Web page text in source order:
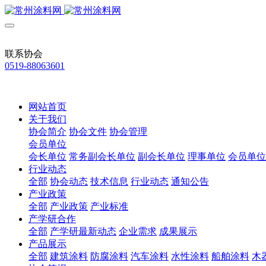
联系协会
0519-88063601
网站首页
关于我们
协会简介 协会文件 协会管理
会员单位
会长单位 常务副会长单位 副会长单位 理事单位 会员单位
行业动态
全部 协会动态 技术信息 行业动态 通知公告
产业政策
全部 产业政策 产业标准
产学研合作
全部 产学研最新动态 企业需求 成果展示
产品展示
全部 建筑涂料 防腐涂料 汽车涂料 水性涂料 船舶涂料 木